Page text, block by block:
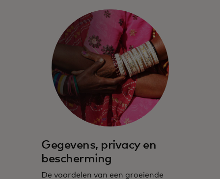
Gegevens, privacy en
bescherming
De voordelen van een groeiende